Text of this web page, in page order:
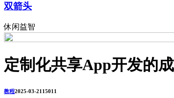
双箭头
休闲益智
定制化共享App开发的
教程2025-03-21 1501 1